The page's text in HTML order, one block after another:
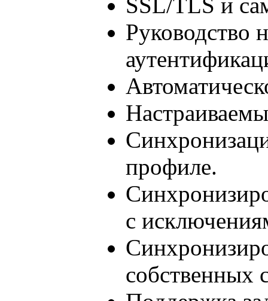
Руководство
профиле.
с
собственных